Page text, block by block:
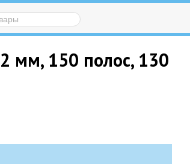
мм, 150 полос, 130